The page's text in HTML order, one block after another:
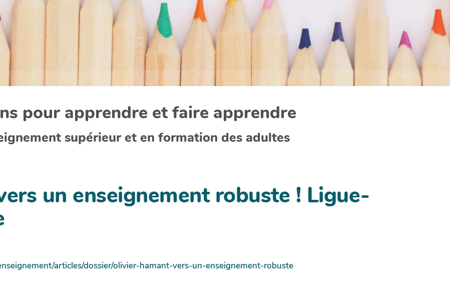
pour apprendre et faire apprendre
supérieur et en formation des adultes
un enseignement robuste ! Ligue-
articles/dossier/olivier-hamant-vers-un-enseignement-robuste